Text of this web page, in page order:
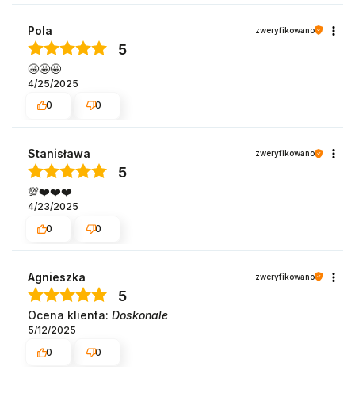
Pola zweryfikowano
5
🤩🤩🤩
4/25/2025
0
0
Stanisława zweryfikowano
5
💯❤️❤️❤️️
4/23/2025
0
0
Agnieszka zweryfikowano
5
Ocena klienta: Doskonale
5/12/2025
0
0